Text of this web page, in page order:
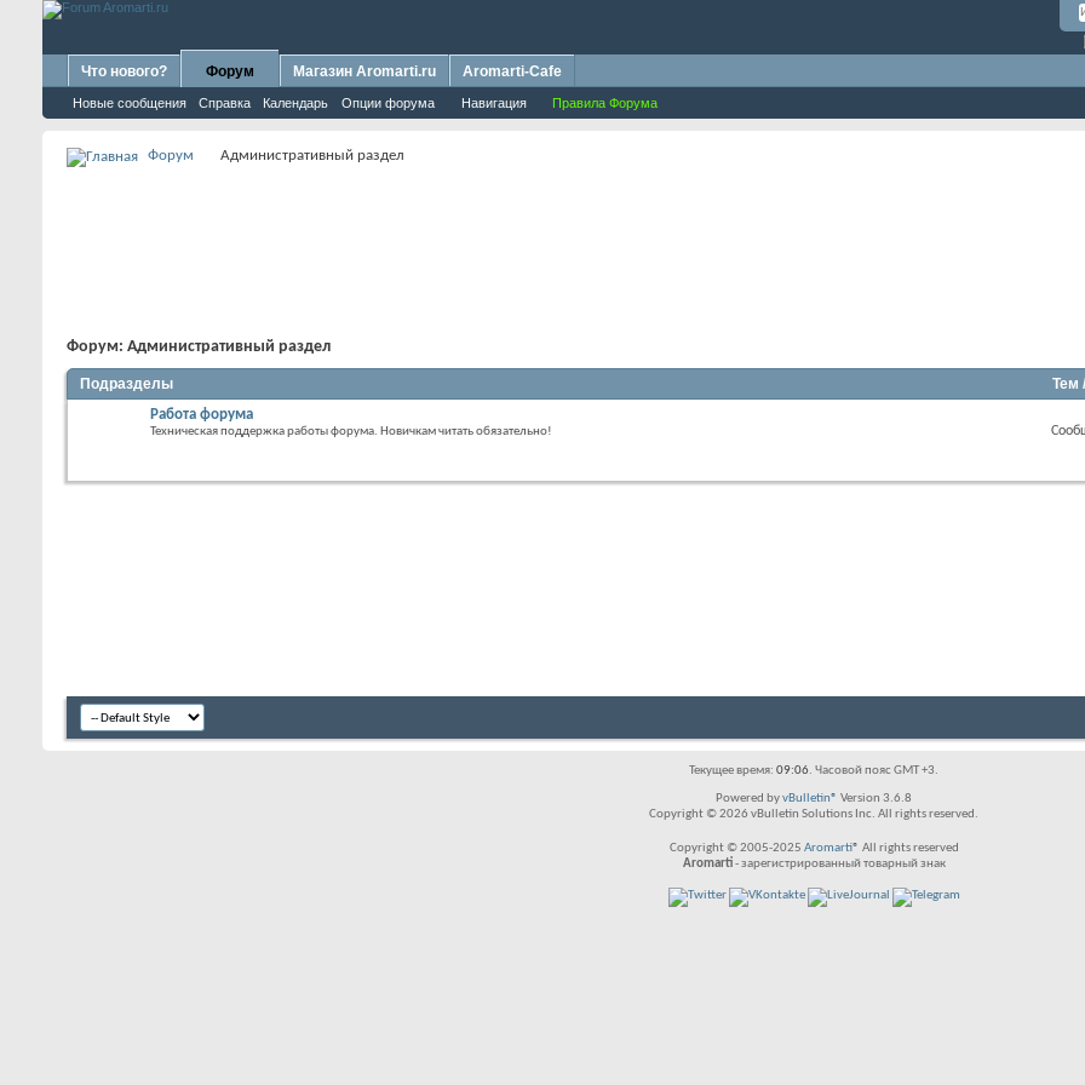
Что нового? Форум
Новые сообщения Справка Календарь Опции форума Навигация Правила Форума
Магазин Aromarti.ru Aromarti-Cafe
Форум Административный раздел
Форум: Административный раздел
Подразделы Тем
Работа форума
Техническая поддержка работы форума. Новичкам читать обязательно!
Текущее время: 09:06. Часовой пояс GMT +3.
Powered byvBulletin® Version 3.6.8
Copyright © 2026 vBulletin Solutions Inc. All rights reserved.
Copyright © 2005-2025 Aromarti® All rights reserved
Aromarti- зарегистрированный товарный знак